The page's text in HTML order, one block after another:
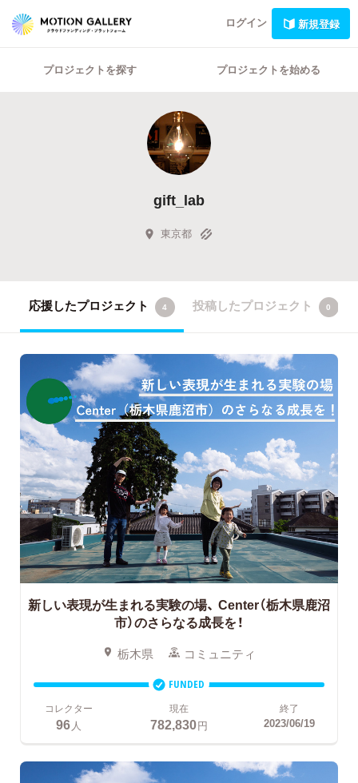
ログイン 新規登録
プロジェクトを探す プロジェクトを始める
gift_lab
東京都
応援したプロジェクト 4 投稿したプロジェクト 0
新しい表現が生まれる実験の場、 Center（栃木県鹿沼
市）のさらなる成長を！
栃木県 コミュニティ
FUNDED
コレクター
96 人
現在
782,830円
終了
2023/06/19